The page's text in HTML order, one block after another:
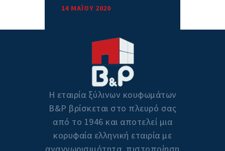
14 ΜΑΪ́ΟΥ 2020
Η εταιρία ξύλινων κουφωμάτων
Β&P βρίσκεται στο πλευρό σας
από το 1946 και αποτελεί μια
κορυφαία ελληνική εταιρία με